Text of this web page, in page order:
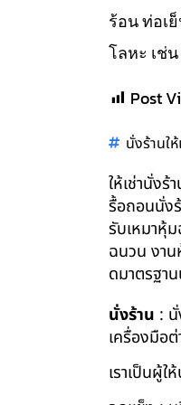
ร้อน ท่อเ
โลหะ เช่
Post
นั่งร้านให้
ให้เช่านั่ง
รื้อถอนนั่ง
รับเหมาหุ้
ฉนวน งา
ดมาตรฐา
นั่งร้าน :
เครื่องมือ
เราเป็นผู้